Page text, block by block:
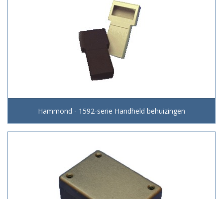
Hammond - 1592-serie Handheld behuizingen